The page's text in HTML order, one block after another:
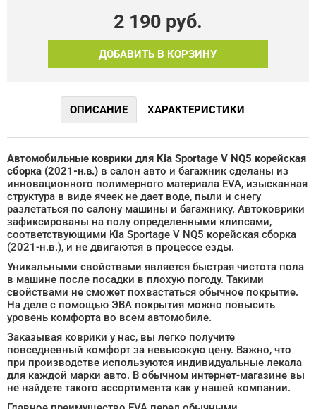
2 190 руб.
ДОБАВИТЬ В КОРЗИНУ
ОПИСАНИЕ ХАРАКТЕРИСТИКИ
Автомобильные коврики для Kia Sportage V NQ5 корейская
сборка (2021-н.в.) в салон авто и багажник сделаны из
инновационного полимерного материала EVA, изысканная
структура в виде ячеек не дает воде, пыли и снегу
разлетаться по салону машины и багажнику. Автоковрики
зафиксированы на полу определенными клипсами,
соответствующими Kia Sportage V NQ5 корейская сборка
(2021-н.в.), и не двигаются в процессе езды.
Уникальными свойствами является быстрая чистота пола
в машине после посадки в плохую погоду. Такими
свойствами не сможет похвастаться обычное покрытие.
На деле с помощью ЭВА покрытия можно повысить
уровень комфорта во всем автомобиле.
Заказывая коврики у нас, вы легко получите
повседневный комфорт за невысокую цену. Важно, что
при производстве используются индивидуальные лекала
для каждой марки авто. В обычном интернет-магазине вы
не найдете такого ассортимента как у нашей компании.